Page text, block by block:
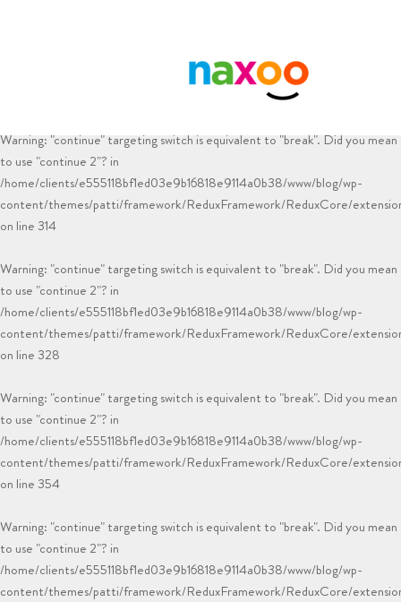
/home/clients/e555118bf1ed03e9b16818e9114a0b38/www/blog/wp-
on line
Warning: "continue" targeting switch is equivalent to "break". Did you mean
to use "continue 2"? in
/home/clients/e555118bf1ed03e9b16818e9114a0b38/www/blog/wp-
content/themes/patti/framework/ReduxFramework/ReduxCore/
on line314
Warning: "continue" targeting switch is equivalent to "break". Did you mean
to use "continue 2"? in
/home/clients/e555118bf1ed03e9b16818e9114a0b38/www/blog/wp-
content/themes/patti/framework/ReduxFramework/ReduxCore/
on line328
Warning: "continue" targeting switch is equivalent to "break". Did you mean
to use "continue 2"? in
/home/clients/e555118bf1ed03e9b16818e9114a0b38/www/blog/wp-
content/themes/patti/framework/ReduxFramework/ReduxCore/
on line354
Warning: "continue" targeting switch is equivalent to "break". Did you mean
to use "continue 2"? in
/home/clients/e555118bf1ed03e9b16818e9114a0b38/www/blog/wp-
content/themes/patti/framework/ReduxFramework/ReduxCore/